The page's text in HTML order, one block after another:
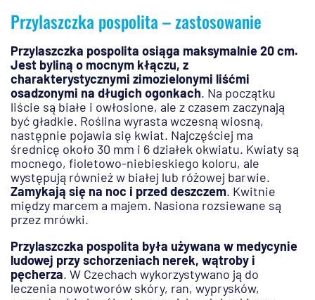
Przylaszczka pospolita – zastosowanie
Przylaszczka pospolita osiąga maksymalnie 20 cm.
Jest byliną o mocnym kłączu, z
charakterystycznymi zimozielonymi liśćmi
osadzonymi na długich ogonkach. Na początku
liście są białe i owłosione, ale z czasem zaczynają
być gładkie. Roślina wyrasta wczesną wiosną,
następnie pojawia się kwiat. Najczęściej ma
średnicę około 30 mm i 6 działek okwiatu. Kwiaty są
mocnego, fioletowo-niebieskiego koloru, ale
występują również w białej lub różowej barwie.
Zamykają się na noc i przed deszczem. Kwitnie
między marcem a majem. Nasiona rozsiewane są
przez mrówki.
Przylaszczka pospolita była używana w medycynie
ludowej przy schorzeniach nerek, wątroby i
pęcherza. W Czechach wykorzystywano ją do
leczenia nowotworów skóry, ran, wyprysków,